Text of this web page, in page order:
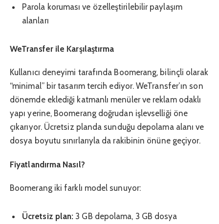
Parola koruması ve özelleştirilebilir paylaşım
alanları
WeTransfer ile Karşılaştırma
Kullanıcı deneyimi tarafında Boomerang, bilinçli olarak
“minimal” bir tasarım tercih ediyor. WeTransfer’ın son
dönemde eklediği katmanlı menüler ve reklam odaklı
yapı yerine, Boomerang doğrudan işlevselliği öne
çıkarıyor. Ücretsiz planda sunduğu depolama alanı ve
dosya boyutu sınırlarıyla da rakibinin önüne geçiyor.
Fiyatlandırma Nasıl?
Boomerang iki farklı model sunuyor:
Ücretsiz plan: 3 GB depolama, 3 GB dosya